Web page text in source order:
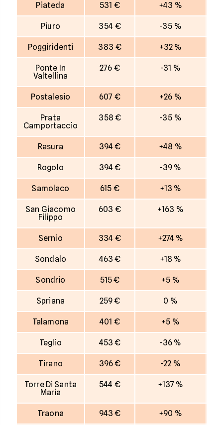
Piateda 531 € +43 %
Piuro 354 € -35 %
Poggiridenti 383 € +32 %
Ponte In
Valtellina
276 € -31 %
Postalesio 607 € +26 %
Prata
Camportaccio
358 € -35 %
Rasura 394 € +48 %
Rogolo 394 € -39 %
Samolaco 615 € +13 %
San Giacomo
Filippo
603 € +163 %
Sernio 334 € +274 %
Sondalo 463 € +18 %
Sondrio 515 € +5 %
Spriana 259 € 0 %
Talamona 401 € +5 %
Teglio 453 € -36 %
Tirano 396 € -22 %
Torre Di Santa
Maria
544 € +137 %
Traona 943 € +90 %